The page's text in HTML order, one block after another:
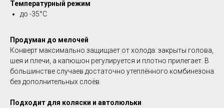
Температурный режим
до -35°C
Продуман до мелочей
Конверт максимально защищает от холода: закрыты голова,
шея и плечи, а капюшон регулируется и плотно прилегает. В
большинстве случаев достаточно утеплённого комбинезона
без дополнительных слоёв.
Подходит для коляски и автолюльки